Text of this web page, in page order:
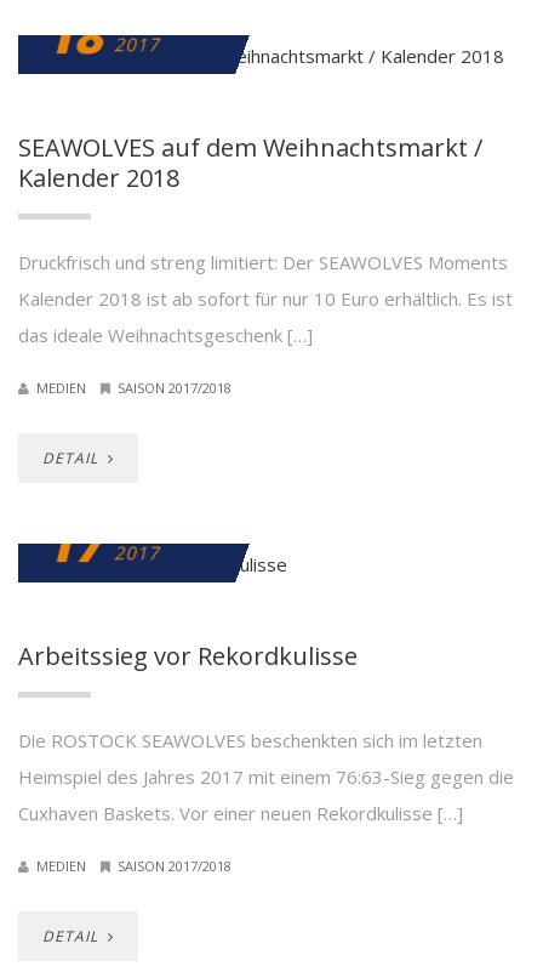
18 2017
SEAWOLVES auf dem Weihnachtsmarkt /
Kalender 2018
Druckfrisch und streng limitiert: Der SEAWOLVES Moments
Kalender 2018 ist ab sofort für nur 10 Euro erhältlich. Es ist
das ideale Weihnachtsgeschenk […]
MEDIEN SAISON 2017/2018
DETAIL
17 2017
Arbeitssieg vor Rekordkulisse
Die ROSTOCK SEAWOLVES beschenkten sich im letzten
Heimspiel des Jahres 2017 mit einem 76:63-Sieg gegen die
Cuxhaven Baskets. Vor einer neuen Rekordkulisse […]
MEDIEN SAISON 2017/2018
DETAIL